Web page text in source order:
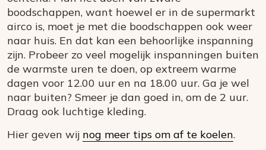
boodschappen, want hoewel er in de supermarkt
airco is, moet je met die boodschappen ook weer
naar huis. En dat kan een behoorlijke inspanning
zijn. Probeer zo veel mogelijk inspanningen buiten
de warmste uren te doen, op extreem warme
dagen voor 12.00 uur en na 18.00 uur. Ga je wel
naar buiten? Smeer je dan goed in, om de 2 uur.
Draag ook luchtige kleding.
Hier geven wij nog meer tips om af te koelen.